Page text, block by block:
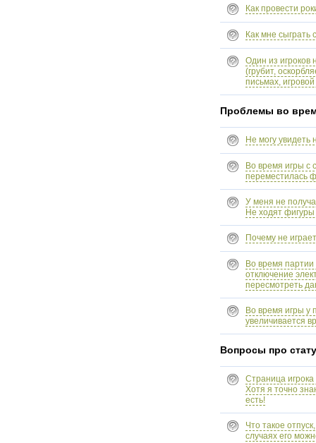
Как провести
Как мне сыграть
Один из игроков
(грубит,
письмах,
Проблемы во
Не могу увидеть
Во время игры с
переместилась
У меня не
Не ходят
Почему не
Во время
отключение
пересмотреть
Во время игры у
увеличивается
Вопросы про
Страница
Хотя я точно
есть!
Что такое
случаях его